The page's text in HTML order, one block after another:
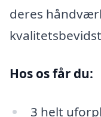
deres
Hos os får du:
3 helt